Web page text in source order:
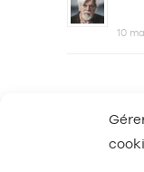
10